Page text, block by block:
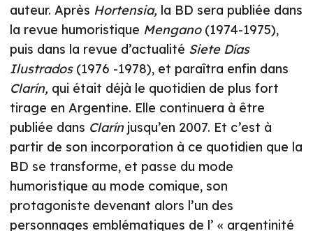
auteur. Après Hortensia, la BD sera publiée dans
la revue humoristique Mengano(1974-1975),
puis dans la revue d’actualité Siete Días
Ilustrados(1976 -1978), et paraîtra enfin dans
Clarín, qui était déjà le quotidien de plus fort
tirage en Argentine. Elle continuera à être
publiée dans Clarínjusqu’en 2007. Et c’est à
partir de son incorporation à ce quotidien que la
BD se transforme, et passe du mode
humoristique au mode comique, son
protagoniste devenant alors l’un des
personnages emblématiques de l’ « argentinité